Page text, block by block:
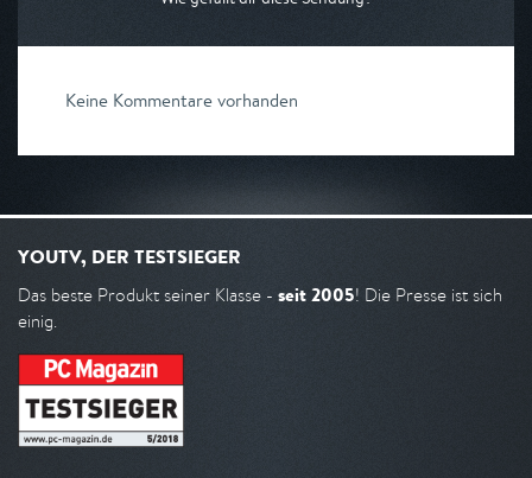
Keine Kommentare vorhanden
YOUTV, DER TESTSIEGER
Das beste Produkt seiner Klasse - seit 2005! Die Presse ist sich
einig.